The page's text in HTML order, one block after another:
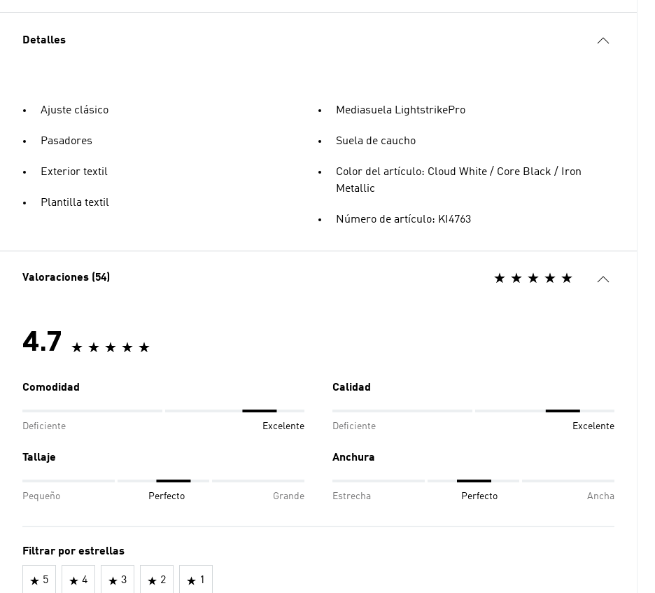
Detalles
Ajuste clásico
Pasadores
Exterior textil
Plantilla textil
Mediasuela LightstrikePro
Suela de caucho
Color del artículo: Cloud White / Core Black / Iron
Metallic
Número de artículo: KI4763
Valoraciones (54)
4.7
Comodidad
Deficiente Excelente
Calidad
Deficiente Excelente
Tallaje
Pequeño Perfecto Grande
Anchura
Estrecha Perfecto Ancha
Filtrar por estrellas
5 4 3 2 1